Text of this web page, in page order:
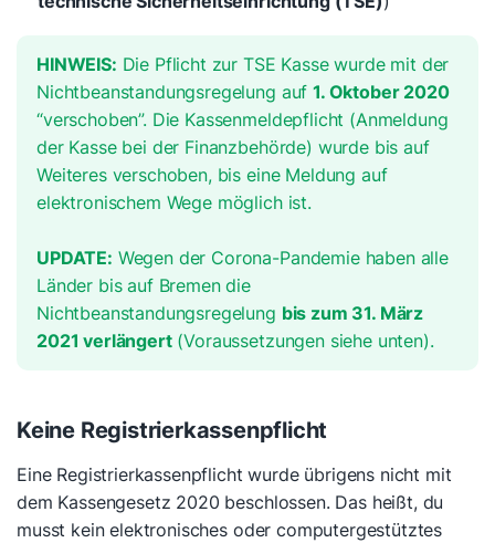
HINWEIS: Die Pflicht zur TSE Kasse wurde mit der
Nichtbeanstandungsregelung auf1. Oktober 2020
“verschoben”. Die Kassenmeldepflicht (Anmeldung
der Kasse bei der Finanzbehörde) wurde bis auf
Weiteres verschoben, bis eine Meldung auf
elektronischem Wege möglich ist.
UPDATE: Wegen der Corona-Pandemie haben alle
Länder bis auf Bremen die
Nichtbeanstandungsregelung bis zum 31. März
2021 verlängert(Voraussetzungen siehe unten).
Keine Registrierkassenpflicht
Eine Registrierkassenpflicht wurde übrigens nicht mit
dem Kassengesetz 2020 beschlossen. Das heißt, du
musst kein elektronisches oder computergestütztes